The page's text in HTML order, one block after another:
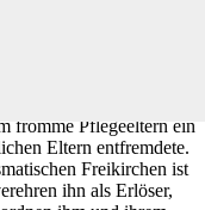
fromme Pflegeeltern ein
Eltern entfremdete.
Freikirchen ist
ihn als Erlöser,